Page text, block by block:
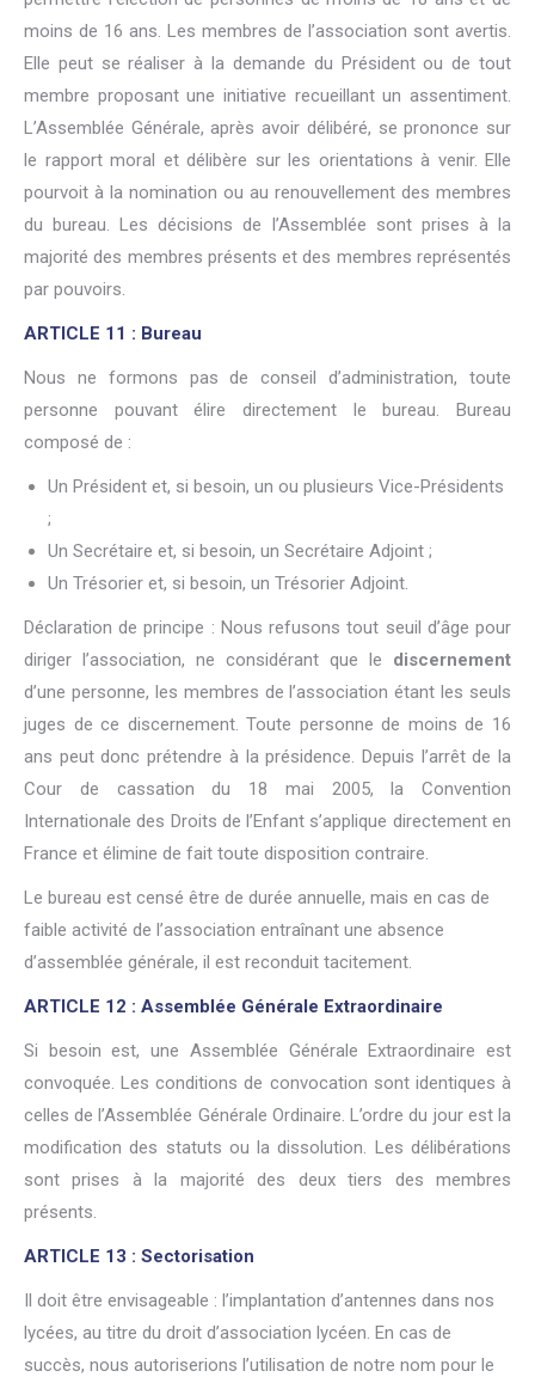
moins de 16 ans. Les membres de l’association sont avertis.
Elle peut se réaliser à la demande du Président ou de tout
membre proposant une initiative recueillant un assentiment.
L’Assemblée Générale, après avoir délibéré, se prononce sur
le rapport moral et délibère sur les orientations à venir. Elle
pourvoit à la nomination ou au renouvellement des membres
du bureau. Les décisions de l’Assemblée sont prises à la
majorité des membres présents et des membres représentés
par pouvoirs.
ARTICLE 11 : Bureau
Nous ne formons pas de conseil d’administration, toute
personne pouvant élire directement le bureau. Bureau
composé de :
Un Président et, si besoin, un ou plusieurs Vice-Présidents
;
Un Secrétaire et, si besoin, un Secrétaire Adjoint ;
Un Trésorier et, si besoin, un Trésorier Adjoint.
Déclaration de principe : Nous refusons tout seuil d’âge pour
diriger l’association, ne considérant que le discernement
d’une personne, les membres de l’association étant les seuls
juges de ce discernement. Toute personne de moins de 16
ans peut donc prétendre à la présidence. Depuis l’arrêt de la
Cour de cassation du 18 mai 2005, la Convention
Internationale des Droits de l’Enfant s’applique directement en
France et élimine de fait toute disposition contraire.
Le bureau est censé être de durée annuelle, mais en cas de
faible activité de l’association entraînant une absence
d’assemblée générale, il est reconduit tacitement.
ARTICLE 12 : Assemblée Générale Extraordinaire
Si besoin est, une Assemblée Générale Extraordinaire est
convoquée. Les conditions de convocation sont identiques à
celles de l’Assemblée Générale Ordinaire. L’ordre du jour est la
modification des statuts ou la dissolution. Les délibérations
sont prises à la majorité des deux tiers des membres
présents.
ARTICLE 13 : Sectorisation
Il doit être envisageable : l’implantation d’antennes dans nos
lycées, au titre du droit d’association lycéen. En cas de
succès, nous autoriserions l’utilisation de notre nom pour le